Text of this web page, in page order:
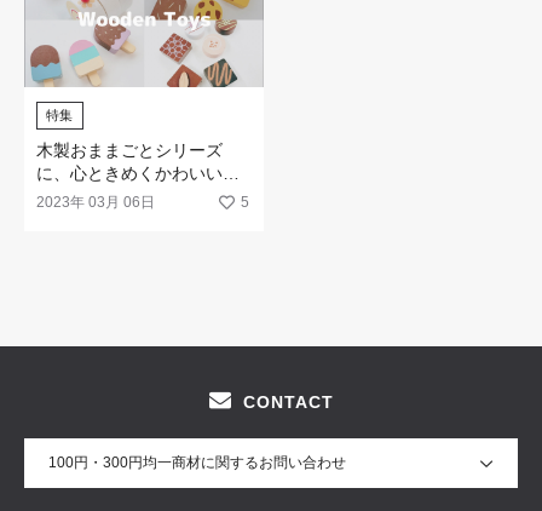
特集
木製おままごとシリーズ
に、心ときめくかわいいス
イーツが勢揃い☆
2023年 03月 06日 5
CONTACT
100円・300円均一商材に関するお問い合わせ